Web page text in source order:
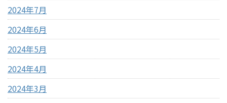
2024年7月
2024年6月
2024年5月
2024年4月
2024年3月